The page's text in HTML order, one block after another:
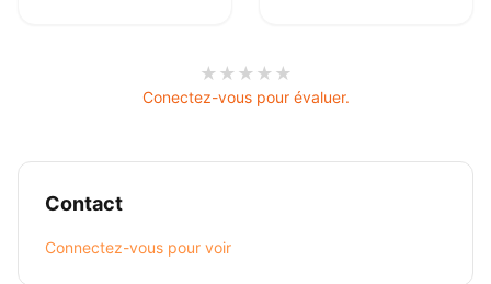
★ ★ ★ ★ ★
Conectez-vous pour évaluer.
Contact
Connectez-vous pour voir